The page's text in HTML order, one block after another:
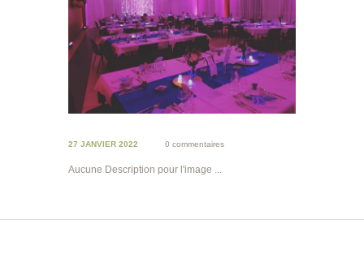
27 JANVIER 2022 0 commentaires
Aucune Description pour l'image ...